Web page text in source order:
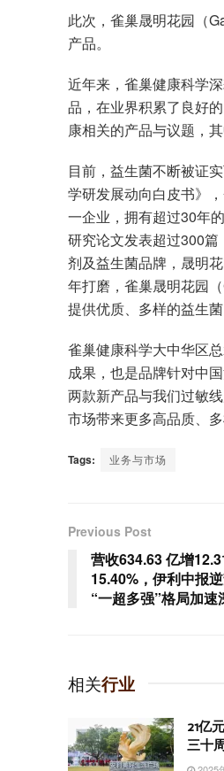
此次，雀巢晟明花园（
产品。
近年来，雀巢健康科学
品，在业界积累了良好
康相关的产品与议题，
目前，益生菌不断被证
学研发展动向白皮书》
一企业，拥有超过30年
研究论文发表超过300
剂及益生菌品牌，晟明
年打磨，雀巢晟明花园
提供优质、多样的益生
雀巢健康科学大中华区
成果，也是品牌针对中
两款新产品与我们过敏
市场带来更多高品质、
Tags: 业务与市场
Previous Post
营收634.63 亿增
15.40%，伊利中报
“一超多强”格局加速
相关行业
21亿
三十